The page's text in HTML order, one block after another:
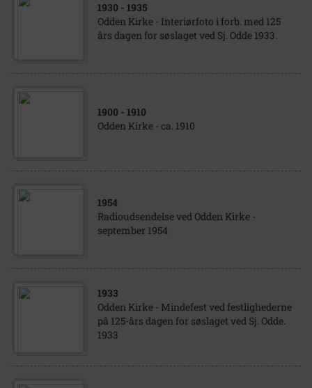
1930 - 1935
Odden Kirke - Interiørfoto i forb. med 125
års dagen for søslaget ved Sj. Odde 1933.
1900 - 1910
Odden Kirke - ca. 1910
1954
Radioudsendelse ved Odden Kirke -
september 1954
1933
Odden Kirke - Mindefest ved festlighederne
på 125-års dagen for søslaget ved Sj. Odde.
1933